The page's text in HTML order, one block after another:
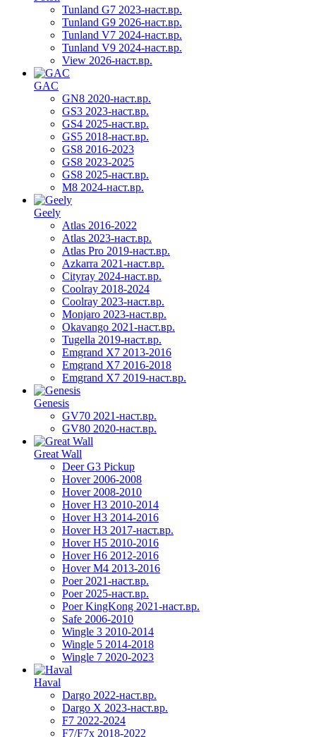
Tunland G7 2023-наст.вр.
Tunland G9 2026-наст.вр.
Tunland V7 2024-наст.вр.
Tunland V9 2024-наст.вр.
View 2026-наст.вр.
GAC
GN8 2020-наст.вр.
GS3 2023-наст.вр.
GS4 2025-наст.вр.
GS5 2018-наст.вр.
GS8 2016-2023
GS8 2023-2025
GS8 2025-наст.вр.
M8 2024-наст.вр.
Geely
Atlas 2016-2022
Atlas 2023-наст.вр.
Atlas Pro 2019-наст.вр.
Azkarra 2021-наст.вр.
Cityray 2024-наст.вр.
Coolray 2018-2024
Coolray 2023-наст.вр.
Monjaro 2023-наст.вр.
Okavango 2021-наст.вр.
Tugella 2019-наст.вр.
Emgrand Х7 2013-2016
Emgrand X7 2016-2018
Emgrand X7 2019-наст.вр.
Genesis
GV70 2021-наст.вр.
GV80 2020-наст.вр.
Great Wall
Deer G3 Pickup
Hover 2006-2008
Hover 2008-2010
Hover H3 2010-2014
Hover H3 2014-2016
Hover H3 2017-наст.вр.
Hover H5 2010-2016
Hover H6 2012-2016
Hover M4 2013-2016
Poer 2021-наст.вр.
Poer 2025-наст.вр.
Poer KingKong 2021-наст.вр.
Safe 2006-2010
Wingle 3 2010-2014
Wingle 5 2014-2018
Wingle 7 2020-2023
Haval
Dargo 2022-наст.вр.
Dargo X 2023-наст.вр.
F7 2022-2024
F7/F7x 2018-2022